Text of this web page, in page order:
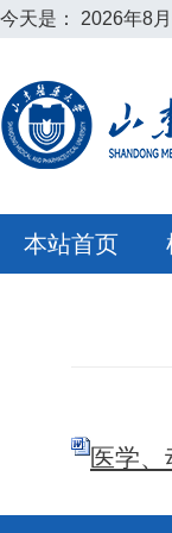
今天是： 2026年8
本站首页
医学